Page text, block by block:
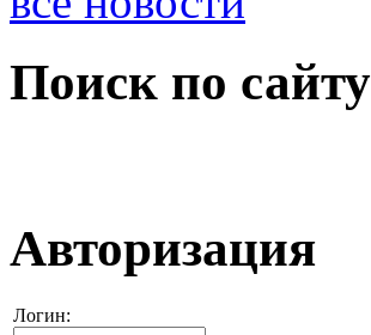
Поиск по сайту
Авторизация
Логин: